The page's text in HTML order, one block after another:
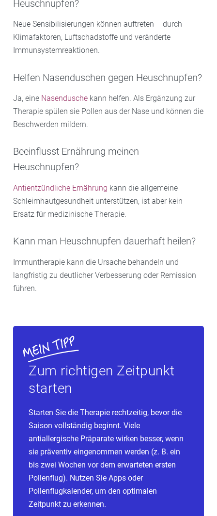
Heuschnupfen?
Neue Sensibilisierungen können auftreten – durch
Klimafaktoren, Luftschadstoffe und veränderte
Immunsystemreaktionen.
Helfen Nasenduschen gegen Heuschnupfen?
Ja, eine Nasendusche kann helfen. Als Ergänzung zur
Therapie spülen sie Pollen aus der Nase und können die
Beschwerden mildern.
Beeinflusst Ernährung meinen
Heuschnupfen?
Antientzündliche Ernährung kann die allgemeine
Schleimhautgesundheit unterstützen, ist aber kein
Ersatz für medizinische Therapie.
Kann man Heuschnupfen dauerhaft heilen?
Immuntherapie kann die Ursache behandeln und
langfristig zu deutlicher Verbesserung oder Remission
führen.
Zum richtigen Zeitpunkt
starten
Starten Sie die Therapie rechtzeitig, bevor die
Saison vollständig beginnt. Viele
antiallergische Präparate wirken besser, wenn
sie präventiv eingenommen werden (z. B. ein
bis zwei Wochen vor dem erwarteten ersten
Pollenflug). Nutzen Sie Apps oder
Pollenflugkalender, um den optimalen
Zeitpunkt zu erkennen.